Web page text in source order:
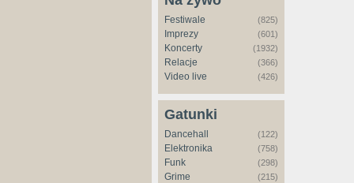
Festiwale (825)
Imprezy (601)
Koncerty (1932)
Relacje (366)
Video live (426)
Gatunki
Dancehall (122)
Elektronika (758)
Funk (298)
Grime (215)